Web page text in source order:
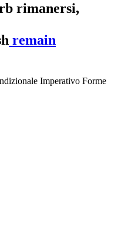
rimanersi,
remain
Imperativo Forme